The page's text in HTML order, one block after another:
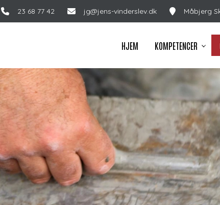
23 68 77 42 jg@jens-vinderslev.dk Måbjerg
HJEM KOMPETENCER